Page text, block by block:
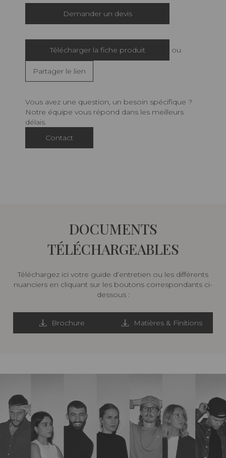
Demander un devis
Télécharger la fiche produit ou
Partager le lien
Vous avez une question, un besoin spécifique ?
Notre équipe vous répond dans les meilleurs
délais.
Contact
DOCUMENTS
TÉLÉCHARGEABLES
Téléchargez ici votre guide d’entretien ou les différents
nuanciers en cliquant sur les boutons correspondants ci-
dessous :
Brochure Matières & Finitions